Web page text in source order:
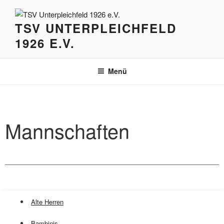
Inhalt
springenTSV UNTERPLEICHFELD
1926 E.V.
Menü
Mannschaften
Alte Herren